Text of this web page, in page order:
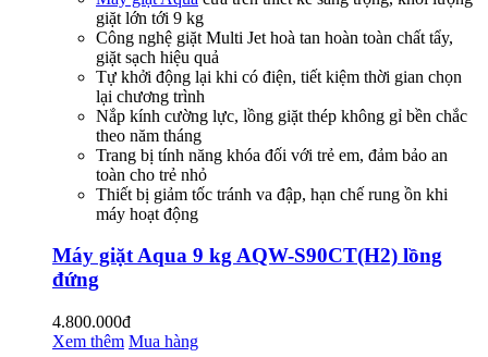
giặt lớn tới 9 kg
Công nghệ giặt Multi Jet hoà tan hoàn toàn chất tẩy,
giặt sạch hiệu quả
Tự khởi động lại khi có điện, tiết kiệm thời gian chọn
lại chương trình
Nắp kính cường lực, lồng giặt thép không gỉ bền chắc
theo năm tháng
Trang bị tính năng khóa đối với trẻ em, đảm bảo an
toàn cho trẻ nhỏ
Thiết bị giảm tốc tránh va đập, hạn chế rung ồn khi
máy hoạt động
Máy giặt Aqua 9 kg AQW-S90CT(H2) lồng
đứng
4.800.000đ
Xem thêm Mua hàng